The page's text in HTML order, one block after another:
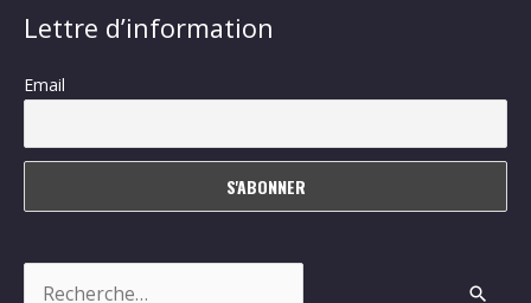
Lettre d’information
Email